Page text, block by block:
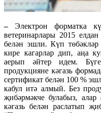
– Электрон форматка
ветеринарлары 2015
белән эшли. Күп төбәкләр
кире кагарлар дип, аңа
аерып әйтер идем.
продукцияне кәгазь
сертификат белән 100 %
кабул итә алмый. Без
җибәрмәкче булабыз,
кәгазь белән раслатып